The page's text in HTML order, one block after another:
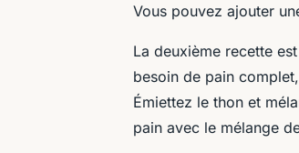
Vous pouvez ajouter
La deuxième recette
besoin de pain
Émiettez le thon et
pain avec le mélange